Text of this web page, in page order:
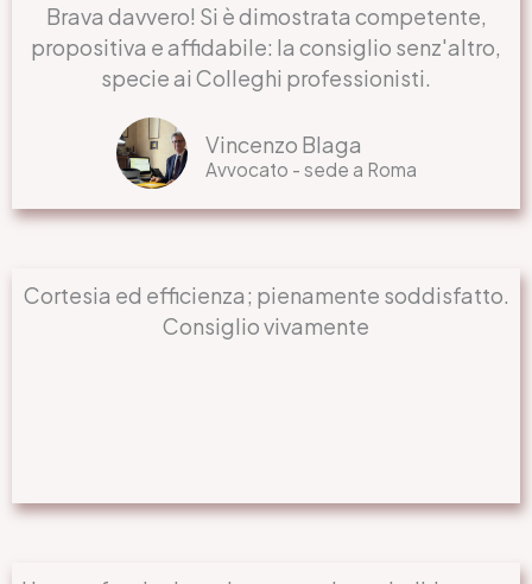
Brava davvero! Si è dimostrata competente,
propositiva e affidabile: la consiglio senz'altro,
specie ai Colleghi professionisti.
Vincenzo Blaga
Avvocato - sede a Roma
Cortesia ed efficienza; pienamente soddisfatto.
Consiglio vivamente